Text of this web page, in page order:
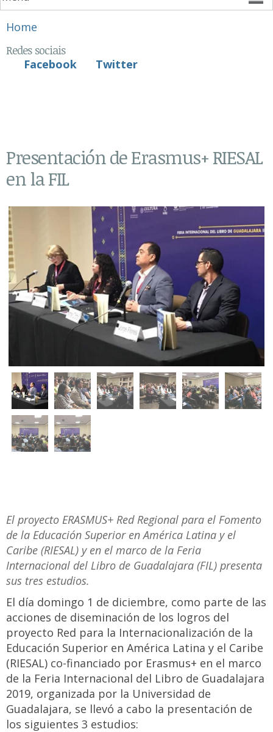
You are here
Home
Redes sociais
Facebook
Twitter
Presentación de Erasmus+ RIESAL
en la FIL
El proyecto ERASMUS+ Red Regional para el Fomento
de la Educación Superior en América Latina y el
Caribe (RIESAL) y en el marco de la Feria
Internacional del Libro de Guadalajara (FIL) presenta
sus tres estudios.
El día domingo 1 de diciembre, como parte de las
acciones de diseminación de los logros del
proyecto Red para la Internacionalización de la
Educación Superior en América Latina y el Caribe
(RIESAL) co-financiado por Erasmus+ en el marco
de la Feria Internacional del Libro de Guadalajara
2019, organizada por la Universidad de
Guadalajara, se llevó a cabo la presentación de
los siguientes 3 estudios: